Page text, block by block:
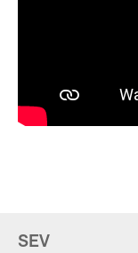
SEV